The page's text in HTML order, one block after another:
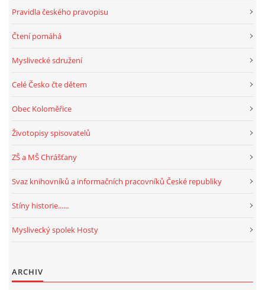
Pravidla českého pravopisu
Čtení pomáhá
Myslivecké sdružení
Celé Česko čte dětem
Obec Koloměřice
Životopisy spisovatelů
ZŠ a MŠ Chrášťany
Svaz knihovníků a informačních pracovníků České republiky
Stíny historie......
Myslivecký spolek Hosty
ARCHIV